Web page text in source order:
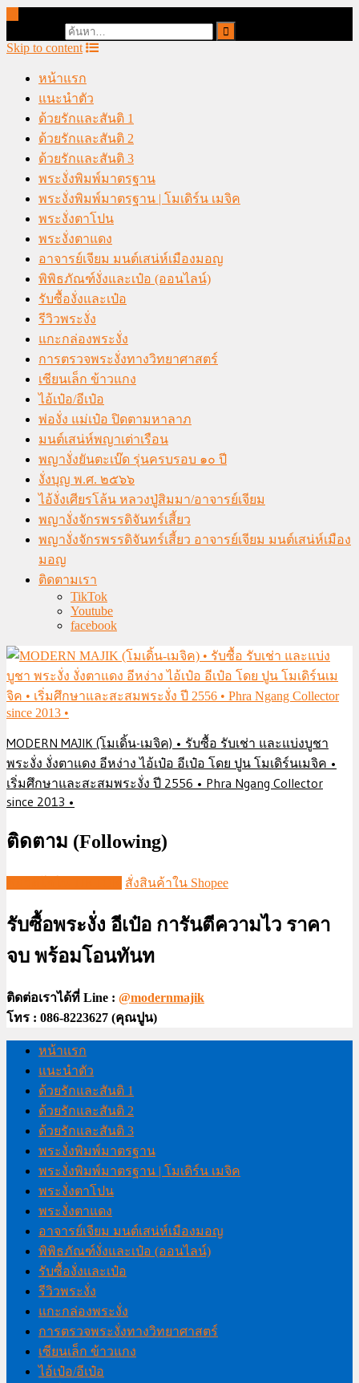
Skip to content
หน้าแรก
แนะนำตัว
ด้วยรักและสันติ 1
ด้วยรักและสันติ 2
ด้วยรักและสันติ 3
พระงั่งพิมพ์มาตรฐาน
พระงั่งพิมพ์มาตรฐาน | โมเดิร์น เมจิค
พระงั่งตาโปน
พระงั่งตาแดง
อาจารย์เจียม มนต์เสน่ห์เมืองมอญ
พิพิธภัณฑ์งั่งและเป๋อ (ออนไลน์)
รับซื้องั่งและเป๋อ
รีวิวพระงั่ง
แกะกล่องพระงั่ง
การตรวจพระงั่งทางวิทยาศาสตร์
เซียนเล็ก ข้าวแกง
ไอ้เป๋อ/อีเป๋อ
พ่องั่ง แม่เป๋อ ปิดตามหาลาภ
มนต์เสน่ห์พญาเต่าเรือน
พญางั่งยันตะเบ๊ด รุ่นครบรอบ ๑๐ ปี
งั่งบุญ พ.ศ. ๒๕๖๖
ไอ้งั่งเศียรโล้น หลวงปู่สิมมา/อาจารย์เจียม
พญางั่งจักรพรรดิจันทร์เสี้ยว
พญางั่งจักรพรรดิจันทร์เสี้ยว อาจารย์เจียม มนต์เสน่ห์เมือง
มอญ
ติดตามเรา
TikTok
Youtube
facebook
MODERN MAJIK (โมเดิ้น-เมจิค) • รับซื้อ รับเช่า และแบ่งบูชา
พระงั่ง งั่งตาแดง อีหง่าง ไอ้เป๋อ อีเป๋อ โดย ปูน โมเดิร์นเมจิค •
เริ่มศึกษาและสะสมพระงั่ง ปี 2556 • Phra Ngang Collector
since 2013 •
ติดตาม (Following)
สั่งสินค้าใน Shopee
รับซื้อพระงั่ง อีเป๋อ การันตีความไว ราคา
จบ พร้อมโอนทันท
ติดต่อเราได้ที่ Line : @modernmajik
โทร : 086-8223627 (คุณปูน)
หน้าแรก
แนะนำตัว
ด้วยรักและสันติ 1
ด้วยรักและสันติ 2
ด้วยรักและสันติ 3
พระงั่งพิมพ์มาตรฐาน
พระงั่งพิมพ์มาตรฐาน | โมเดิร์น เมจิค
พระงั่งตาโปน
พระงั่งตาแดง
อาจารย์เจียม มนต์เสน่ห์เมืองมอญ
พิพิธภัณฑ์งั่งและเป๋อ (ออนไลน์)
รับซื้องั่งและเป๋อ
รีวิวพระงั่ง
แกะกล่องพระงั่ง
การตรวจพระงั่งทางวิทยาศาสตร์
เซียนเล็ก ข้าวแกง
ไอ้เป๋อ/อีเป๋อ